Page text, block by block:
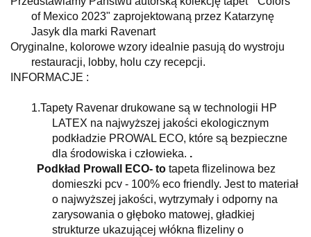
of Mexico 2023" zaprojektowaną przez Katarzynę
Jasyk dla marki Ravenart
Oryginalne, kolorowe wzory idealnie pasują do wystroju
restauracji, lobby, holu czy recepcji.
INFORMACJE :
1.Tapety Ravenar drukowane są w technologii HP
LATEX na najwyższej jakości ekologicznym
podkładzie PROWAL ECO, które są bezpieczne
dla środowiska i człowieka. .
Podkład Prowall ECO- to tapeta flizelinowa bez
domieszki pcv - 100% eco friendly. Jest to materiał
o najwyższej jakości, wytrzymały i odporny na
zarysowania o głęboko matowej, gładkiej
strukturze ukazującej włókna flizeliny o